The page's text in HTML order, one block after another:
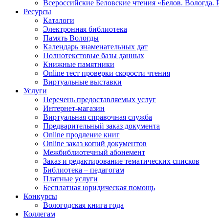
Всероссийские Беловские чтения «Белов. Вологда.
Ресурсы
Каталоги
Электронная библиотека
Память Вологды
Календарь знаменательных дат
Полнотекстовые базы данных
Книжные памятники
Online тест проверки скорости чтения
Виртуальные выставки
Услуги
Перечень предоставляемых услуг
Интернет-магазин
Виртуальная справочная служба
Предварительный заказ документа
Online продление книг
Online заказ копий документов
Межбиблиотечный абонемент
Заказ и редактирование тематических списков
Библиотека – педагогам
Платные услуги
Бесплатная юридическая помощь
Конкурсы
Вологодская книга года
Коллегам